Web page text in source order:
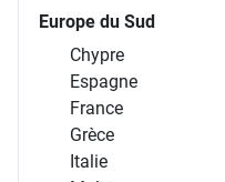
Europe du Sud
Chypre
Espagne
France
Grèce
Italie